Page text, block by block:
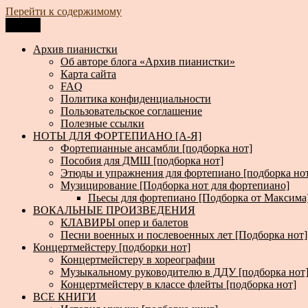
Перейти к содержимому
Архив пианистки
Всё для пианистов: ноты, книги, музыка, статьи…
Архив пианистки
Об авторе блога «Архив пианистки»
Карта сайта
FAQ
Политика конфиденциальности
Пользовательское соглашение
Полезные ссылки
НОТЫ ДЛЯ ФОРТЕПИАНО [А-Я]
Фортепианные ансамбли [подборка нот]
Пособия для ДМШ [подборка нот]
Этюды и упражнения для фортепиано [подборка
Музицирование [Подборка нот для фортепиано]
Пьесы для фортепиано [Подборка от
ВОКАЛЬНЫЕ ПРОИЗВЕДЕНИЯ
КЛАВИРЫ опер и балетов
Песни военных и послевоенных лет [Подборка нот]
Концертмейстеру [подборки нот]
Концертмейстеру в хореографии
Музыкальному руководителю в ДДУ [подборка нот]
Концертмейстеру в классе флейты [подборка нот]
ВСЕ КНИГИ